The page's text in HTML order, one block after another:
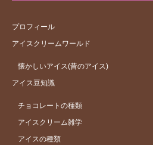
プロフィール
アイスクリームワールド
懐かしいアイス(昔のアイス)
アイス豆知識
チョコレートの種類
アイスクリーム雑学
アイスの種類